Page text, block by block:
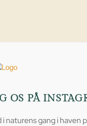
OS PÅ
i naturens gang i haven